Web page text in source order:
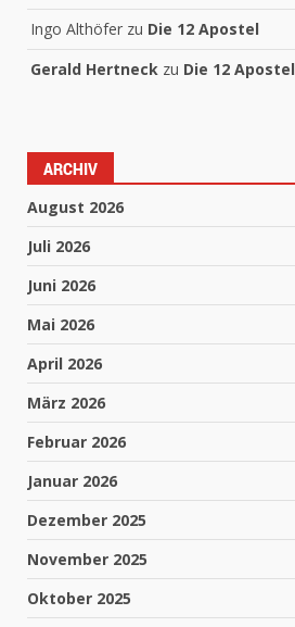
Ingo Althöfer zu Die 12 Apostel
Gerald Hertneck zu Die 12 Apostel
ARCHIV
August 2026
Juli 2026
Juni 2026
Mai 2026
April 2026
März 2026
Februar 2026
Januar 2026
Dezember 2025
November 2025
Oktober 2025